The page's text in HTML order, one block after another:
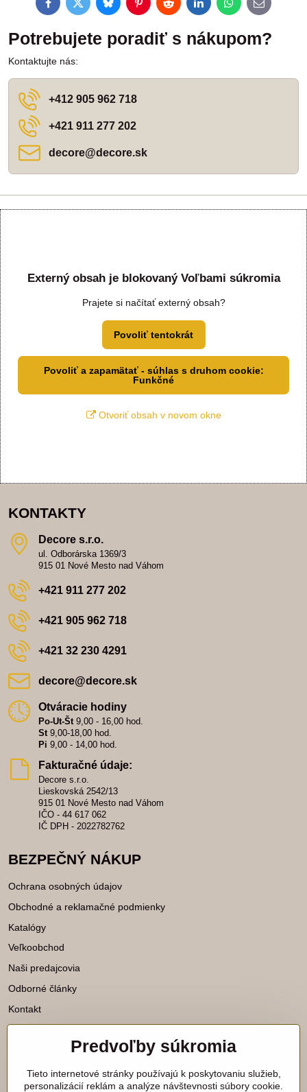
FacebookTwitterBlueskyPinterestRedditLinkedInWhatsApp
E-
mail
Potrebujete poradiť s nákupom?
Kontaktujte nás:
+412 905 962 718
+421 911 277 202
decore​@decore​.sk
Externý obsah je blokovaný Voľbami súkromia
Prajete si načítať externý obsah?
Povoliť tentokrát
Povoliť a zapamätať - súhlas s druhom cookie:
Funkčné
Otvoriť obsah v novom okne
KONTAKTY
Decore s​.r​.o​.
ul. Odborárska 1369/3
915 01 Nové Mesto nad Váhom
+421 911 277 202
+421 905 962 718
+421 32 230 4291
decore​@decore​.sk
Otváracie hodiny
Po-Ut-Št9,00 - 16,00 hod.
St9,00-18,00 hod.
Pi 9,00 - 14,00 hod.
Fakturačné údaje:
Decore s.r.o.
Lieskovská 2542/13
915 01 Nové Mesto nad Váhom
IČO - 44 617 062
IČ DPH - 2022782762
BEZPEČNÝ NÁKUP
Ochrana osobných údajov
Obchodné a reklamačné podmienky
Katalógy
Veľkoobchod
Naši predajcovia
Odborné články
Kontakt
Katalógy na stiahnutie
Viac našich noviniek nájdete aj na
Predvoľby súkromia
Tieto internetové stránky používajú k poskytovaniu služieb,
personalizácií reklám a analýze návštevnosti súbory cookie.